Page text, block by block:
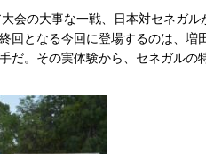
会の大事な一戦、日本対セネガ
回となる今回に登場するのは、増
だ。その実体験から、セネガルの